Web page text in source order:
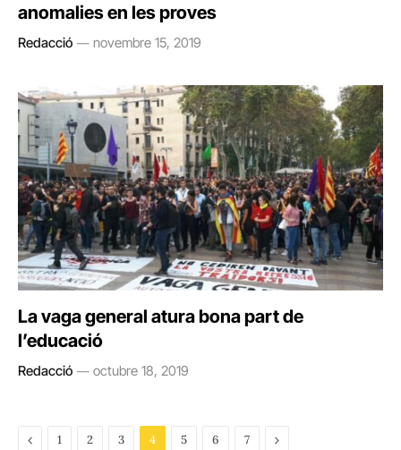
anomalies en les proves
Redacció novembre 15, 2019
La vaga general atura bona part de
l’educació
Redacció octubre 18, 2019
Previous
1 2 3 4 5 6 7 Next